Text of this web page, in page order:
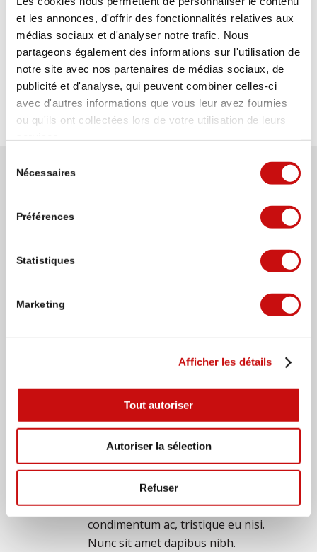
et les annonces, d'offrir des fonctionnalités relatives aux
médias sociaux et d'analyser notre trafic. Nous
partageons également des informations sur l'utilisation de
notre site avec nos partenaires de médias sociaux, de
publicité et d'analyse, qui peuvent combiner celles-ci
avec d'autres informations que vous leur avez fournies
ou qu'ils ont collectées lors de votre utilisation de leurs
Nécessaires
Préférences
Statistiques
Marketing
Afficher les détails
Tout autoriser
Autoriser la sélection
Refuser
TAGESABLAUF
DIENSTAG
Wanderung X
Lorem ipsum dolor sit amet,
consectetur adipiscing elit. Duis
fringilla semper orci non placerat.
Integer quis ex sit amet nunc auctor
aliquam. Etiam sem tellus, pulvinar et
condimentum ac, tristique eu nisi.
Nunc sit amet dapibus nibh.